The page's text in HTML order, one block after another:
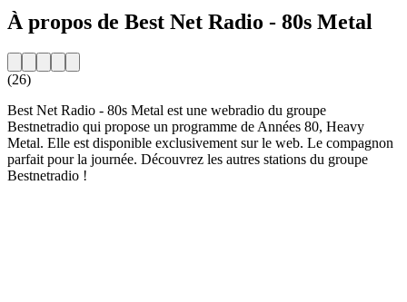
À propos de Best Net Radio - 80s Metal
(26)
Best Net Radio - 80s Metal est une webradio du groupe
Bestnetradio qui propose un programme de Années 80, Heavy
Metal. Elle est disponible exclusivement sur le web. Le compagnon
parfait pour la journée. Découvrez les autres stations du groupe
Bestnetradio !